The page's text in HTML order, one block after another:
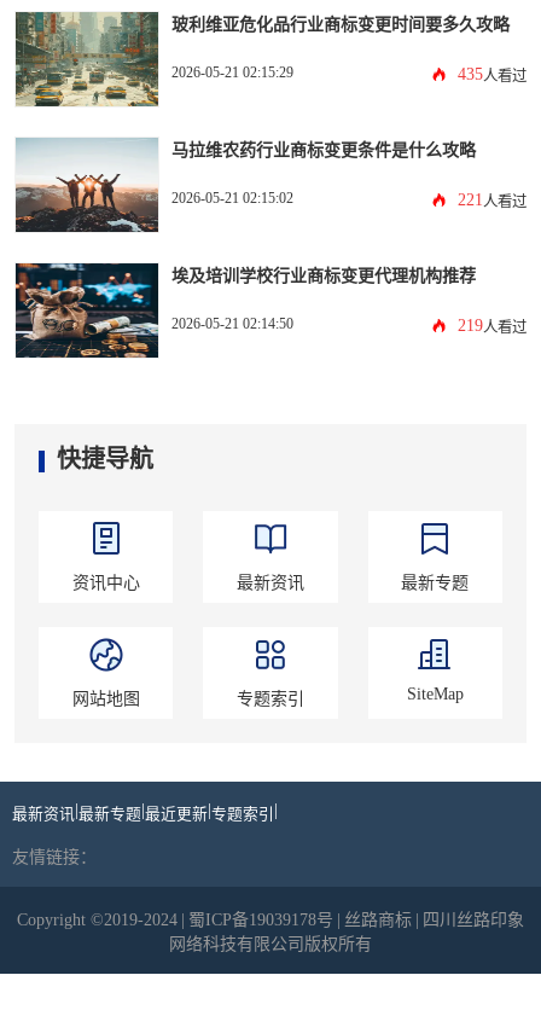
玻利维亚危化品行业商标变更时间要多久攻略
2026-05-21 02:15:29 435人看过
马拉维农药行业商标变更条件是什么攻略
2026-05-21 02:15:02 221 人看过
埃及培训学校行业商标变更代理机构推荐
2026-05-21 02:14:50 219人看过
快捷导航
资讯中心 最新资讯 最新专题
网站地图 专题索引 SiteMap
最新资讯 |最新专题|最近更新|专题索引 |
友情链接：
Copyright ©2019-2024 | 蜀ICP备19039178号 | 丝路商标 | 四川丝路印象
网络科技有限公司版权所有